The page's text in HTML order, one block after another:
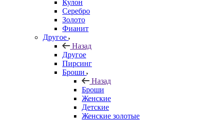
Кулон
Серебро
Золото
Фианит
Другое
Назад
Другое
Пирсинг
Броши
Назад
Броши
Женские
Детские
Женские золотые